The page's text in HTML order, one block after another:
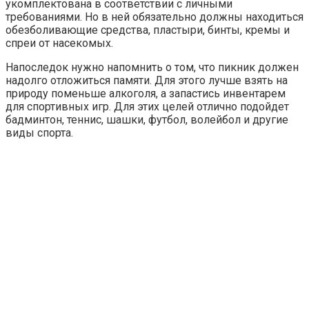
укомплектована в соответствии с личными
требованиями. Но в ней обязательно должны находиться
обезболивающие средства, пластыри, бинты, кремы и
спреи от насекомых.
Напоследок нужно напомнить о том, что пикник должен
надолго отложиться памяти. Для этого лучше взять на
природу поменьше алкоголя, а запастись инвентарем
для спортивных игр. Для этих целей отлично подойдет
бадминтон, теннис, шашки, футбол, волейбол и другие
виды спорта.